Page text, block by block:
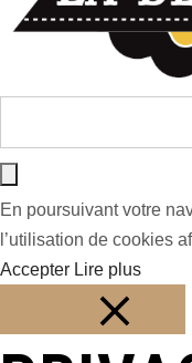
En poursuivant votre
l’utilisation de cookies
Accepter Lire plus